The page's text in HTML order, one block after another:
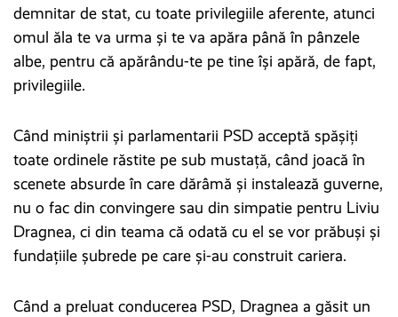
demnitar de stat, cu toate privilegiile aferente, atunci
omul ăla te va urma și te va apăra până în pânzele
albe, pentru că apărându-te pe tine își apără, de fapt,
privilegiile.
Când miniștrii și parlamentarii PSD acceptă spășiți
toate ordinele răstite pe sub mustață, când joacă în
scenete absurde în care dărâmă și instalează guverne,
nu o fac din convingere sau din simpatie pentru Liviu
Dragnea, ci din teama că odată cu el se vor prăbuși și
fundațiile șubrede pe care și-au construit cariera.
Când a preluat conducerea PSD, Dragnea a găsit un